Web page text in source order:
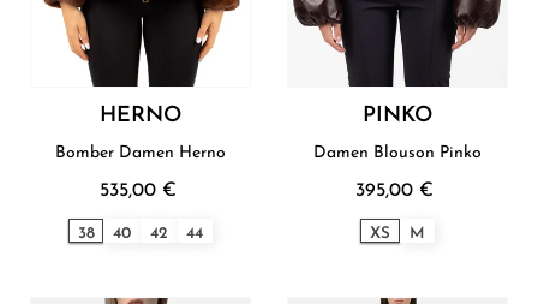
HERNO
Bomber Damen Herno
535,00 €
38 40 42 44
PINKO
Damen Blouson Pinko
395,00 €
XS M